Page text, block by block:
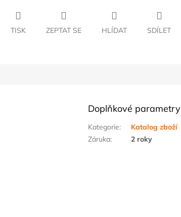
TISK ZEPTAT SE HLÍDAT SDÍLET
Doplňkové parametry
Kategorie:
Katalog zboží
Záruka: 2 roky